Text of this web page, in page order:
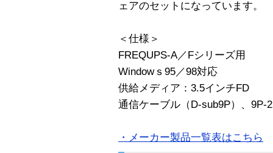
ェアのセットになっています。
＜仕様＞
FREQUPS-A／Fシリーズ用
Windowｓ95／98対応
供給メディア：3.5インチFD
通信ケーブル（D-sub9P）、9P-
・メーカー製品一覧表はこちら